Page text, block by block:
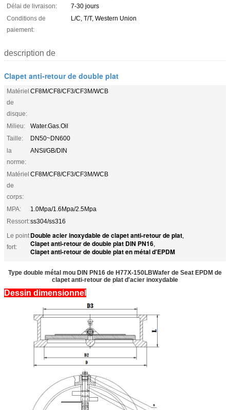
Délai de livraison:
7-30 jours
Conditions de
paiement:
L/C, T/T, Western Union
description de
Clapet anti-retour de double plat
Matériel
de
disque:
CF8M/CF8/CF3/CF3M/WCB
Milieu:
Water.Gas.Oil
Taille:
DN50~DN600
la
norme:
ANSI/GB/DIN
Matériel
de
corps:
CF8M/CF8/CF3/CF3M/WCB
MPA:
1.0Mpa/1.6Mpa/2.5Mpa
Ressort:ss304/ss316
Le point
fort:
Double acier inoxydable de clapet anti-retour de plat,
Clapet anti-retour de double plat DIN PN16,
Clapet anti-retour de double plat en métal d'EPDM
Type double métal mou DIN PN16 de H77X-150LBWafer de Seat EPDM de
clapet anti-retour de plat d'acier inoxydable
Dessin dimensionnel